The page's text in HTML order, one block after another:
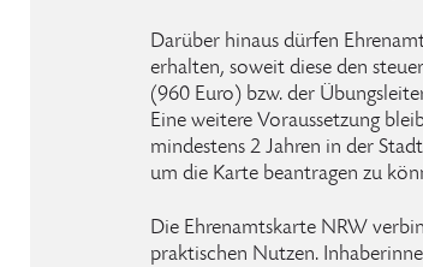
Darüber hinaus dürfen
erhalten, soweit diese den
(960 Euro) bzw. der
Eine weitere Voraussetzung
mindestens 2 Jahren in der
um die Karte beantragen zu
Die Ehrenamtskarte NRW
praktischen Nutzen.